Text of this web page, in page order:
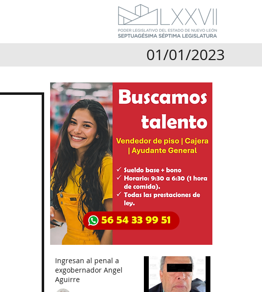
01/01/2023
Ingresan al penal a
exgobernador Angel
Aguirre